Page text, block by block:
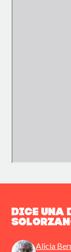
Dice una
Alicia